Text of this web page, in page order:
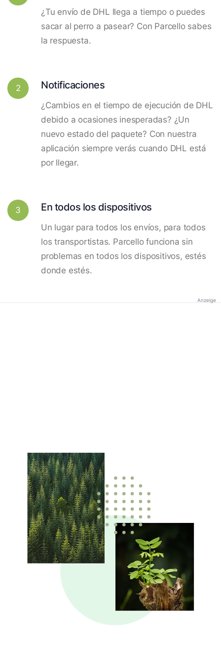
¿Tu envío de DHL llega a tiempo o puedes
sacar al perro a pasear? Con Parcello sabes
la respuesta.
2 Notificaciones
¿Cambios en el tiempo de ejecución de DHL
debido a ocasiones inesperadas? ¿Un
nuevo estado del paquete? Con nuestra
aplicación siempre verás cuando DHL está
por llegar.
3 En todos los dispositivos
Un lugar para todos los envíos, para todos
los transportistas. Parcello funciona sin
problemas en todos los dispositivos, estés
donde estés.
Anzeige